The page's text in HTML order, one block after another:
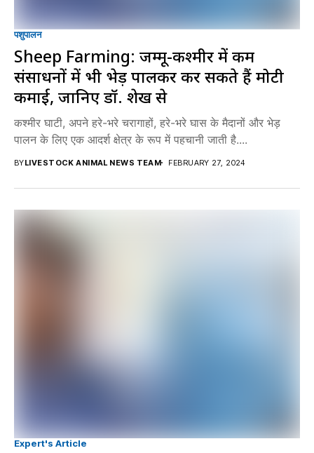
पशुपालन
Sheep Farming: जम्मू-कश्मीर में कम
संसाधनों में भी भेड़ पालकर कर सकते हैं मोटी
कमाई, जानिए डॉ. शेख से
कश्मीर घाटी, अपने हरे-भरे चरागाहों, हरे-भरे घास के मैदानों और भेड़
पालन के लिए एक आदर्श क्षेत्र के रूप में पहचानी जाती है....
BYLIVESTOCK ANIMAL NEWS TEAM FEBRUARY 27, 2024
Expert's Article